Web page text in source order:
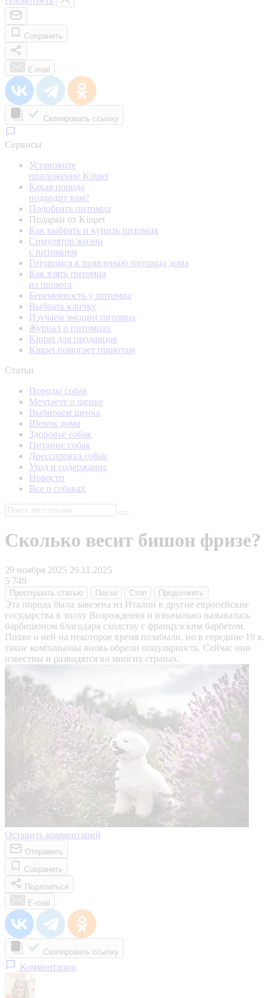
Сохранить
E-mail
Скопировать ссылку
Сервисы
Установите
приложение Kinpet
Какая порода
подходит вам?
Подобрать питомца
Подарки от Kinpet
Как выбрать и купить питомца
Симулятор жизни
с питомцем
Готовимся к появлению питомца дома
Как взять питомца
из приюта
Беременность у питомца
Выбрать кличку
Изучаем эмоции питомца
Журнал о питомцах
Kinpet для продавцов
Kinpet помогает приютам
Статьи
Породы собак
Мечтаете о щенке
Выбираем щенка
Щенок дома
Здоровье собак
Питание собак
Дрессировка собак
Уход и содержание
Новости
Все о собаках
Сколько весит бишон фризе?
29 ноября 2025 29.11.2025
5 749
Прослушать статью Пауза Стоп Продолжить
Эта порода была завезена из Италии в другие европейские
государства в эпоху Возрождения и изначально называлась
барбишоном благодаря сходству с французским барбетом.
Позже о ней на некоторое время позабыли, но в середине 19 в.
такие компаньоны вновь обрели популярность. Сейчас они
известны и разводятся во многих странах.
Оставить комментарий
Отправить
Сохранить
Поделиться
E-mail
Скопировать ссылку
Комментарии